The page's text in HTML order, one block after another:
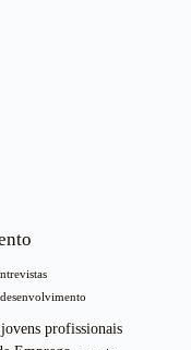
desenvolvimento
profissionais